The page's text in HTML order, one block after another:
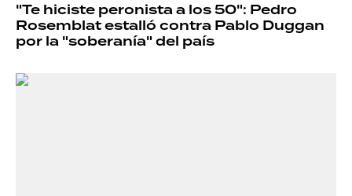
"Te hiciste peronista a los 50": Pedro
Rosemblat estalló contra Pablo Duggan
por la "soberanía" del país